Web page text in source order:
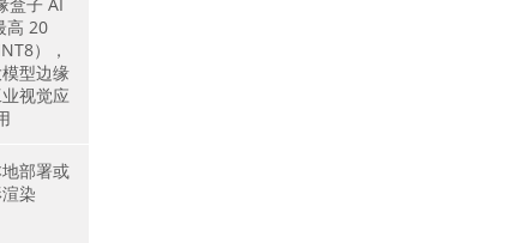
高 20
），
型边缘
视觉应
部署或
染